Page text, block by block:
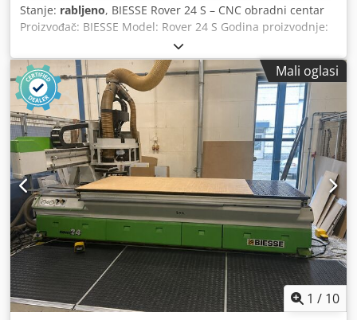
Stanje: rabljeno, BIESSE Rover 24 S – CNC obradni centar
Proizvođač: BIESSE Model: Rover 24 S Godina proizvodnje:
2001. Serijski broj: 16171 Napajanje: 230 V Snaga: 20 kW
Nominalna struja: 59 A Frekvencija: 50 Hz Pritisak zraka:
6,5–7,5 bara Potreban protok zraka: 30 m/s Težina: 3450 kg
Stroj zahtijeva servis i održavanje. Djdpfx Aszrv Hboqwswa
Mali oglasi
1 / 10